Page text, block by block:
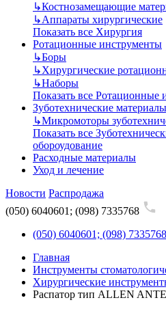
↳Костнозамещающие
↳Аппараты хирургические
Показать все Хирургия
Ротационные инструменты
↳Боры
↳Хирургические
↳Наборы
Показать все Ротационные
Зуботехнические
↳Микромоторы
Показать все
обороудование
Расходные материалы
Уход и лечение
Новости Распродажа
(050) 6040601; (098) 7335768
(050) 6040601; (098) 7335768
Главная
Инструменты
Хирургические
Распатор тип ALLEN